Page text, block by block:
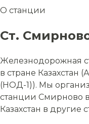
О станции
Ст.
Железнодорожная
в стране Казахстан
(НОД-1)). Мы
станции Смирново в
Казахстан в другие